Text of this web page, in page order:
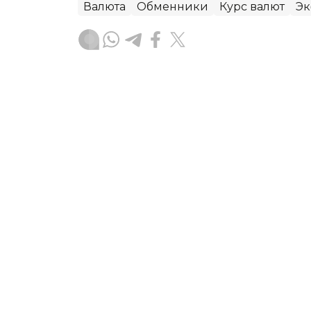
Валюта Обменники Курс валют